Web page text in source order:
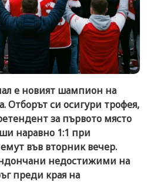
е новият шампион на
Отборът си осигури трофея,
за първото място
наравно 1:1 при
във вторник вечер.
недостижими на
преди края на